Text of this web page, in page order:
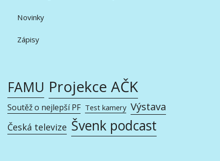
Novinky
Zápisy
FAMU Projekce AČK
Soutěž o nejlepší PF Test kamery Výstava
Česká televize Švenk podcast